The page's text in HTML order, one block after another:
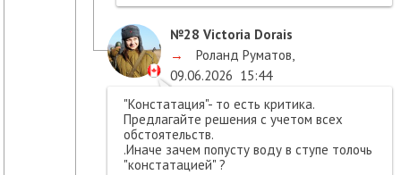
№28 Victoria Dorais
→
Роланд Руматов,
09.06.2026 15:44
"Констатация"- то есть критика.
Предлагайте решения с учетом всех
обстоятельств.
.Иначе зачем попусту воду в ступе толочь
"констатацией" ?